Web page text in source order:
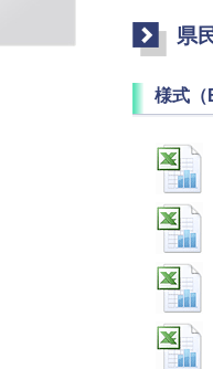
県
様式（